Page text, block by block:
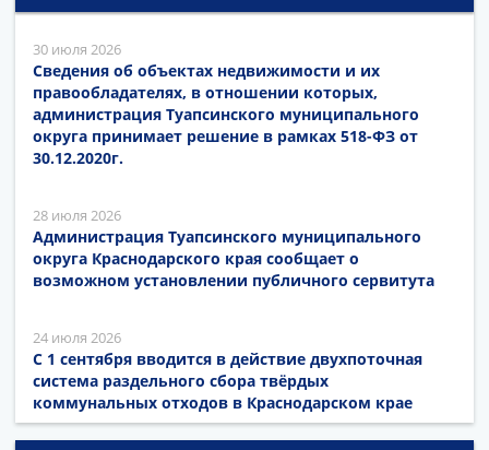
30 июля 2026
Сведения об объектах недвижимости и их
правообладателях, в отношении которых,
администрация Туапсинского муниципального
округа принимает решение в рамках 518-ФЗ от
30.12.2020г.
28 июля 2026
Администрация Туапсинского муниципального
округа Краснодарского края сообщает о
возможном установлении публичного сервитута
24 июля 2026
С 1 сентября вводится в действие двухпоточная
система раздельного сбора твёрдых
коммунальных отходов в Краснодарском крае